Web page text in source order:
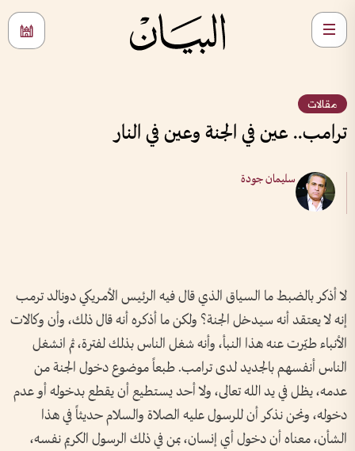
مقالات
ترامب.. عين في الجنة وعين في النار
سليمان جودة
لا أذكر بالضبط ما السياق الذي قال فيه الرئيس الأمريكي دونالد ترمب
إنه لا يعتقد أنه سيدخل الجنة؟ ولكن ما أذكره أنه قال ذلك، وأن وكالات
الأنباء طيّرت عنه هذا النبأ، وأنه شغل الناس بذلك لفترة، ثم انشغل
الناس أنفسهم بالجديد لدى ترامب. طبعاً موضوع دخول الجنة من
عدمه، يظل في يد الله تعالى، ولا أحد يستطيع أن يقطع بدخوله أو عدم
دخوله، ونحن نذكر أن للرسول عليه الصلاة والسلام حديثاً في هذا
الشأن، معناه أن دخول أي إنسان، بمن في ذلك الرسول الكريم نفسه،